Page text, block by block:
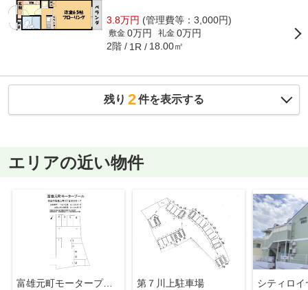
3.8万円 (管理費等：3,000円)
敷金 0万円 礼金 0万円
2階 1R 18.00㎡
残り 2件を表示する
エリアの近い物件
富雄元町モータープール
第７川上駐車場
シティロ